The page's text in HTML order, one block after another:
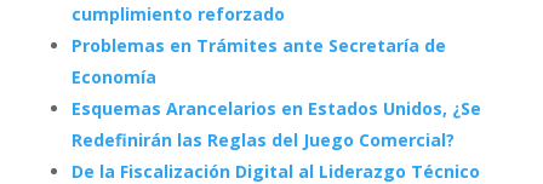
cumplimiento reforzado
Problemas en Trámites ante Secretaría de
Economía
Esquemas Arancelarios en Estados Unidos, ¿Se
Redefinirán las Reglas del Juego Comercial?
De la Fiscalización Digital al Liderazgo Técnico